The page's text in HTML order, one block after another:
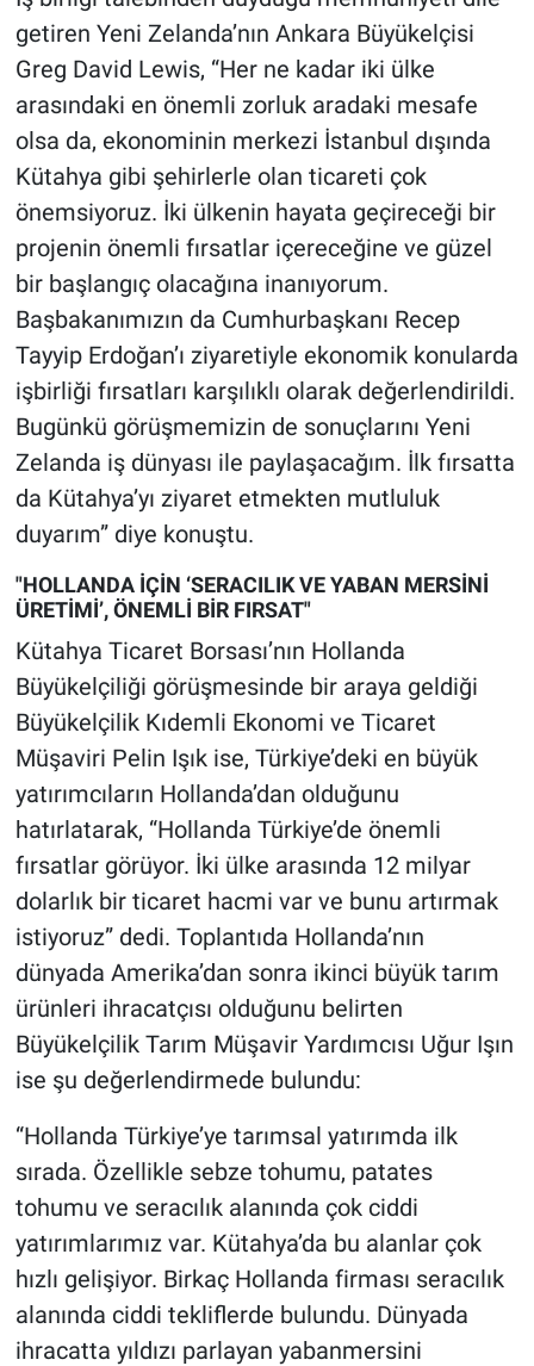
getiren Yeni Zelanda’nın Ankara Büyükelçisi
Greg David Lewis, “Her ne kadar iki ülke
arasındaki en önemli zorluk aradaki mesafe
olsa da, ekonominin merkezi İstanbul dışında
Kütahya gibi şehirlerle olan ticareti çok
önemsiyoruz. İki ülkenin hayata geçireceği bir
projenin önemli fırsatlar içereceğine ve güzel
bir başlangıç olacağına inanıyorum.
Başbakanımızın da Cumhurbaşkanı Recep
Tayyip Erdoğan’ı ziyaretiyle ekonomik konularda
işbirliği fırsatları karşılıklı olarak değerlendirildi.
Bugünkü görüşmemizin de sonuçlarını Yeni
Zelanda iş dünyası ile paylaşacağım. İlk fırsatta
da Kütahya’yı ziyaret etmekten mutluluk
duyarım” diye konuştu.
"HOLLANDA İÇİN ‘SERACILIK VE YABAN MERSİNİ
ÜRETİMİ’, ÖNEMLİ BİR FIRSAT"
Kütahya Ticaret Borsası’nın Hollanda
Büyükelçiliği görüşmesinde bir araya geldiği
Büyükelçilik Kıdemli Ekonomi ve Ticaret
Müşaviri Pelin Işık ise, Türkiye’deki en büyük
yatırımcıların Hollanda’dan olduğunu
hatırlatarak, “Hollanda Türkiye’de önemli
fırsatlar görüyor. İki ülke arasında 12 milyar
dolarlık bir ticaret hacmi var ve bunu artırmak
istiyoruz” dedi. Toplantıda Hollanda’nın
dünyada Amerika’dan sonra ikinci büyük tarım
ürünleri ihracatçısı olduğunu belirten
Büyükelçilik Tarım Müşavir Yardımcısı Uğur Işın
ise şu değerlendirmede bulundu:
“Hollanda Türkiye’ye tarımsal yatırımda ilk
sırada. Özellikle sebze tohumu, patates
tohumu ve seracılık alanında çok ciddi
yatırımlarımız var. Kütahya’da bu alanlar çok
hızlı gelişiyor. Birkaç Hollanda firması seracılık
alanında ciddi tekliflerde bulundu. Dünyada
ihracatta yıldızı parlayan yabanmersini